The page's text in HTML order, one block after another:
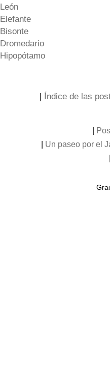
León
Elefante
Bisonte
Dromedario
Hipopótamo
| Índice de las
Un paseo por el